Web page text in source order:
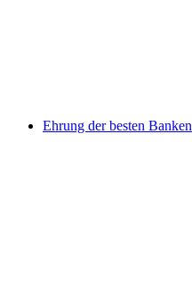
Ehrung der besten Banken